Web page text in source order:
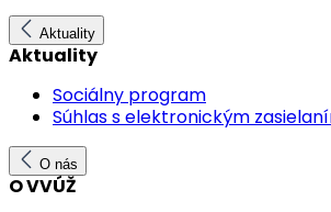
Aktuality
Aktuality
Sociálny program
Súhlas s elektronickým
O nás
O VVÚŽ